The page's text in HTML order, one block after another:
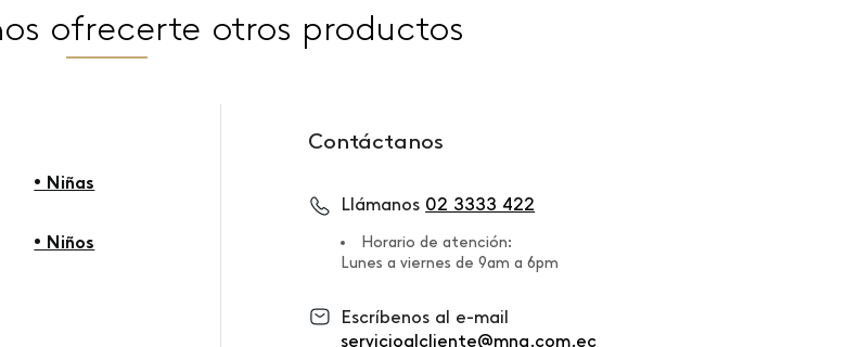
ofrecerte otros productos
• Niñas
• Niños
Contáctanos
Llámanos 02 3333 422
Horario de atención:
Lunes a viernes de 9am a 6pm
Escríbenos al e-mail
servicioalcliente@mng.com.ec